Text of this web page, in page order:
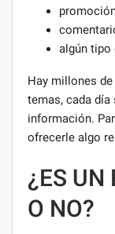
algún tipo
Hay millones
temas, cada
información.
ofrecerle algo
¿ES UN
O NO?